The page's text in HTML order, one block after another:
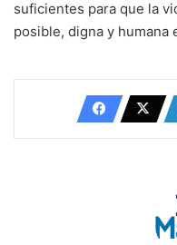
suficientes para que la
posible, digna y humana